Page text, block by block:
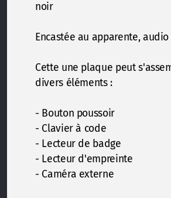
noir
Encastée au apparente,
Cette une plaque peut
divers éléments :
- Bouton poussoir
- Clavier à code
- Lecteur de badge
- Lecteur d'empreinte
- Caméra externe